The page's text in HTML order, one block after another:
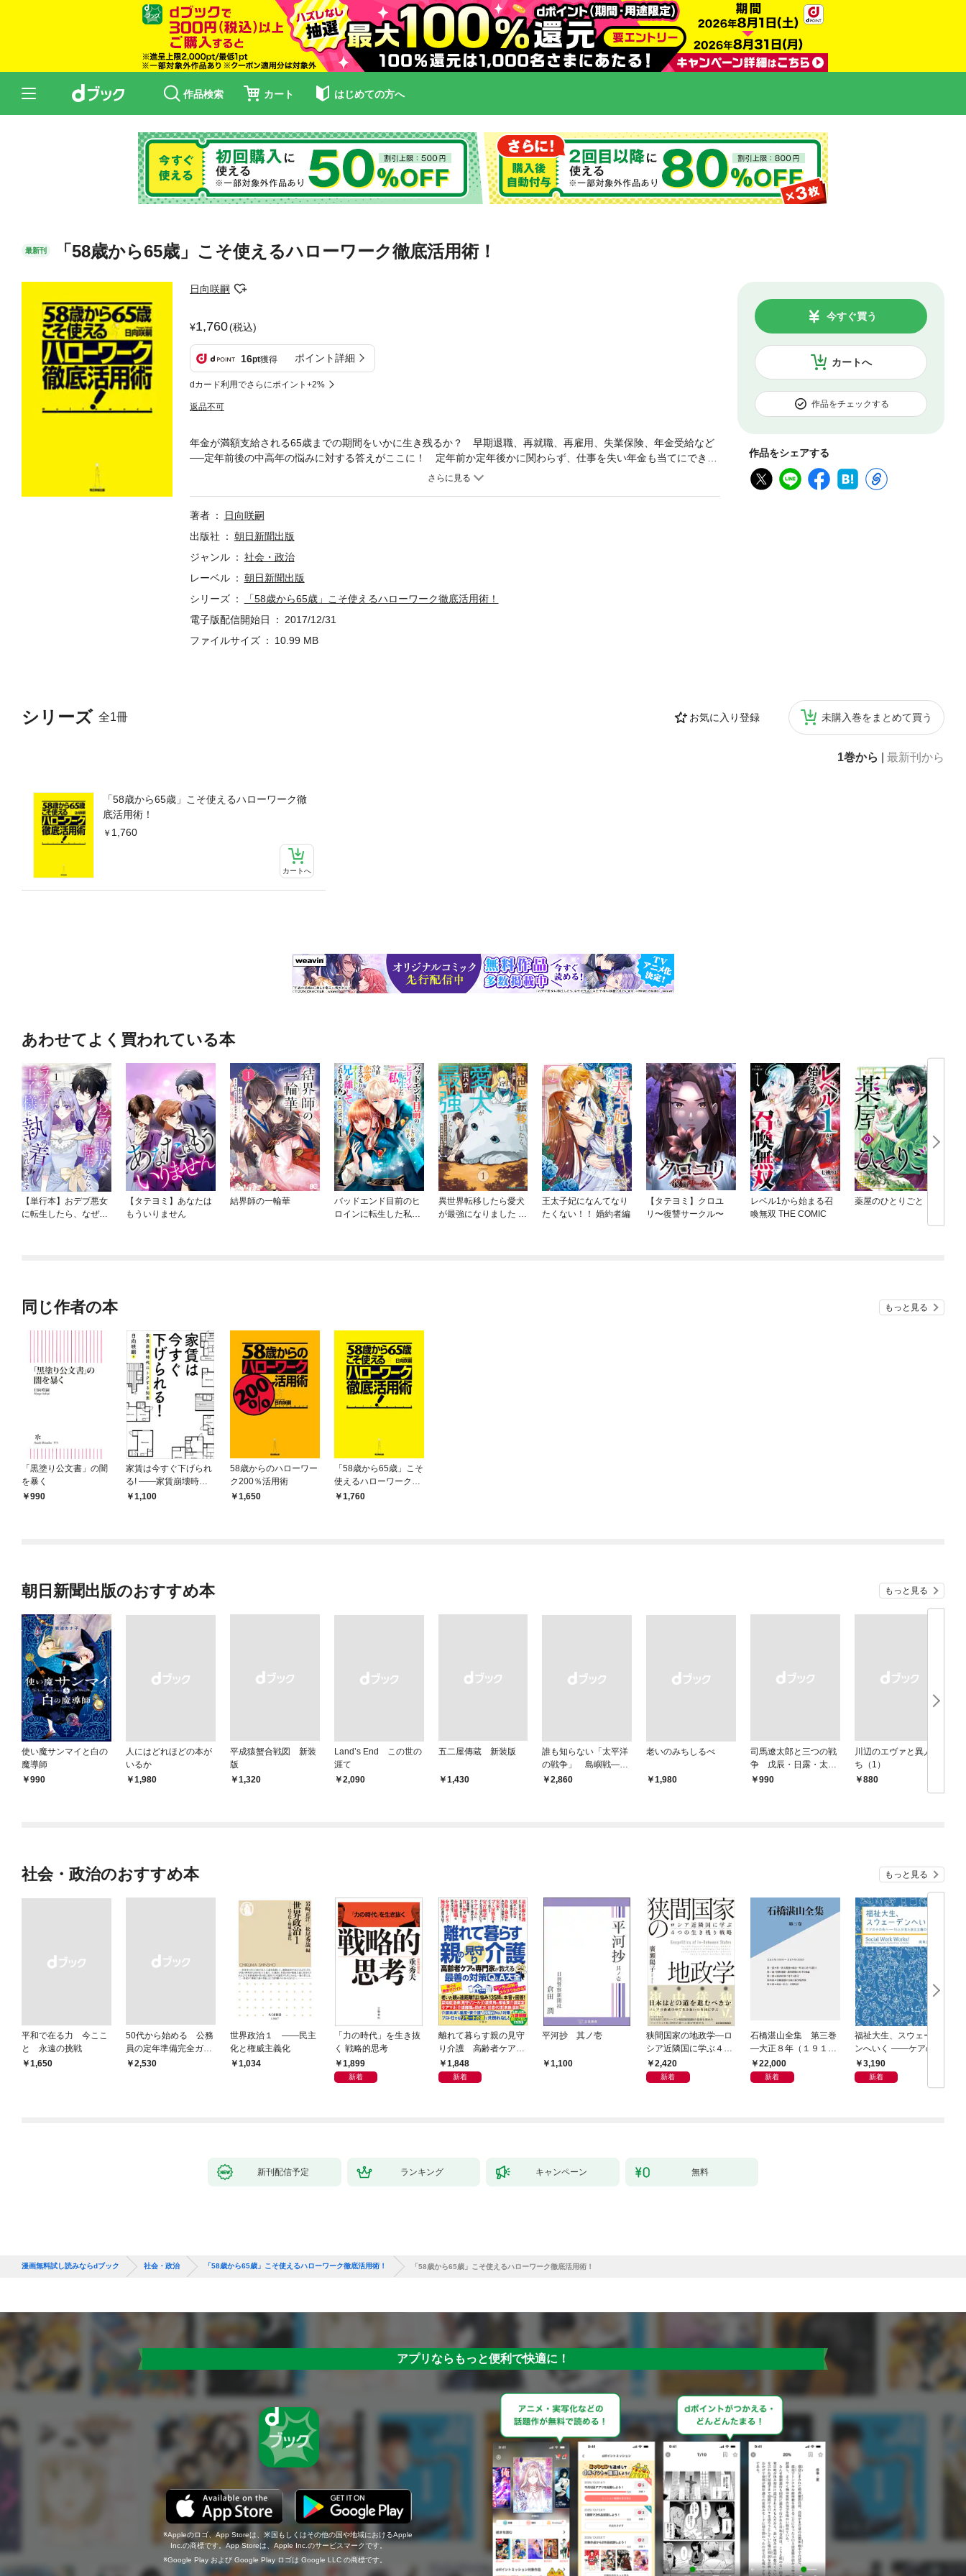
作品検索 カート はじめての方へ
最新刊 「58歳から65歳」こそ使えるハローワーク徹底活用術！
日向咲嗣
1,760(税込)
16pt獲得 ポイント詳細
dカード利用でさらにポイント+2%
返品不可
カートへ
今すぐ買う
作品をチェックする
作品をシェアする
シリーズ 全1冊 お気に入り登録 未購入巻をまとめて買う
1巻から 最新刊から
「58歳から65歳」こそ使えるハローワーク徹
底活用術！
1,760
カートへ
年金が満額支給される65歳までの期間をいかに生き残るか？ 早期退職、再就職、再雇用、失業保険、年金受給など
──定年前後の中高年の悩みに対する答えがここに！ 定年前か定年後かに関わらず、仕事を失い年金も当てにできな
い中高年が頼れるのは、ハローワークしかない！ 退職前の心構えから再就職先の見つけ方まで、数多くの実話をも
のと思っていたら損をする！ 低年金・高失業率時代に備えるテクニックがわかる。
著者
日向咲嗣
出版社
朝日新聞出版
ジャンル
社会・政治
レーベル
朝日新聞出版
シリーズ
「58歳から65歳」こそ使えるハローワーク徹底活用術！
電子版配信開始日
2017/12/31
ファイルサイズ
10.99 MB
あわせてよく買われている本
【単行本】おデブ悪女
に転生したら、なぜか
【タテヨミ】あなたは
もういりません
結界師の一輪華
バッドエンド目前のヒ
ロインに転生した私、
異世界転移したら愛犬
が最強になりました ～
王太子妃になんてなり
たくない！！ 婚約者編
【タテヨミ】クロユ
リ〜復讐サークル〜
レベル1から始まる召
喚無双 THE COMIC
薬屋のひとりごと
同じ作者の本 もっと見る
「黒塗り公文書」の闇
を暴く
990
家賃は今すぐ下げられ
る! ——家賃崩壊時代
にトクする知恵
1,100
58歳からのハローワー
ク200％活用術
1,650
「58歳から65歳」こそ
使えるハローワーク徹
底活用術！
1,760
朝日新聞出版のおすすめ本 もっと見る
使い魔サンマイと白の
魔導師
990
人にはどれほどの本が
いるか
￥1,980
平成猿蟹合戦図 新装
版
￥1,320
Land’s End この世の
涯て
￥2,090
五二屋傳蔵 新装版
￥1,430
誰も知らない「太平洋
の戦争」 島嶼戦――
マッカーサーとの激闘
￥2,860
老いのみちしるべ
￥1,980
司馬遼太郎と三つの戦
争 戊辰・日露・太平
洋
￥990
川辺のエヴァと異人た
ち（1）
￥880
社会・政治のおすすめ本 もっと見る
平和で在る力 今ここ
と 永遠の挑戦
￥1,650
50代から始める 公務
員の定年準備完全ガイ
ド
￥2,530
世界政治１ ――民主
化と権威主義化
1,034
「力の時代」を生き抜
く 戦略的思考
1,899
新着
離れて暮らす親の見守
り介護 高齢者ケアの
専門家が教える最善の
対策Q＆A大全
1,848
新着
平河抄 其ノ壱
1,100
狭間国家の地政学―ロ
シア近隣国に学ぶ４つ
の生き残り戦略
2,420
新着
石橋湛山全集 第三巻
―大正８年（１９１
９）－大正９年（１９
２０）
22,000
新着
福祉大生、スウェーデ
ンへいく ――ケアのそ
の先へ――15人が見た
民主主義の景色――
3,190
新着
新刊配信予定 ランキング キャンペーン 無料
漫画無料試し読みならdブック 社会・政治 「58歳から65歳」こそ使えるハローワーク徹底活用術！ 「58歳から65歳」こそ使えるハローワーク徹底活用術！
アプリならもっと便利で快適に！
Appleのロゴ、App Storeは、米国もしくはその他の国や地域におけるApple
Inc.の商標です。App Storeは、Apple Inc.のサービスマークです。
Google Play および Google Play ロゴは Google LLC の商標です。